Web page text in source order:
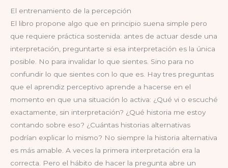
El entrenamiento de la percepción
El libro propone algo que en principio suena simple pero
que requiere práctica sostenida: antes de actuar desde una
interpretación, preguntarte si esa interpretación es la única
posible. No para invalidar lo que sientes. Sino para no
confundir lo que sientes con lo que es. Hay tres preguntas
que el aprendiz perceptivo aprende a hacerse en el
momento en que una situación lo activa: ¿Qué vi o escuché
exactamente, sin interpretación? ¿Qué historia me estoy
contando sobre eso? ¿Cuántas historias alternativas
podrían explicar lo mismo? No siempre la historia alternativa
es más amable. A veces la primera interpretación era la
correcta. Pero el hábito de hacer la pregunta abre un